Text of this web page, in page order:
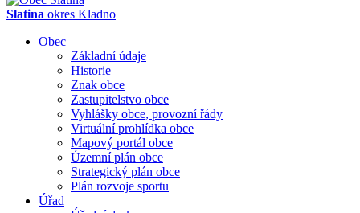
Slatina okres Kladno
Obec
Základní údaje
Historie
Znak obce
Zastupitelstvo obce
Vyhlášky obce, provozní řády
Virtuální prohlídka obce
Mapový portál obce
Územní plán obce
Strategický plán obce
Plán rozvoje sportu
Úřad